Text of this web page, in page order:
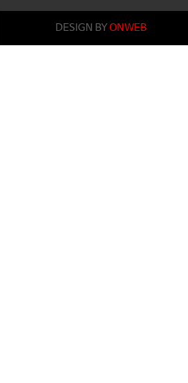
DESIGN BYONWEB